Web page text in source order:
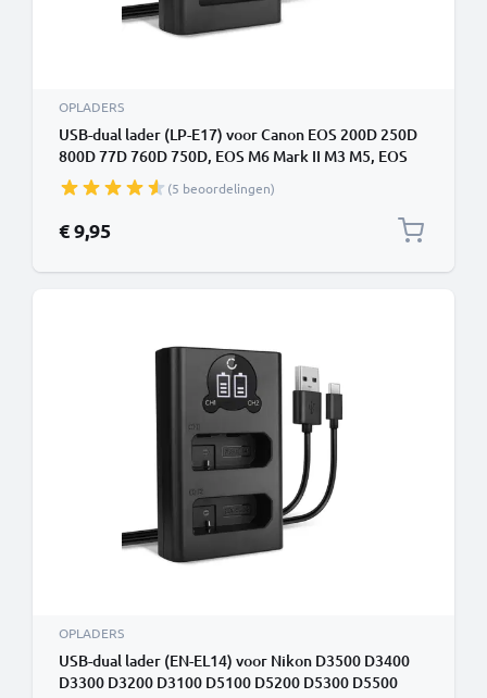
OPLADERS
USB-dual lader (LP-E17) voor Canon EOS 200D 250D
800D 77D 760D 750D, EOS M6 Mark II M3 M5, EOS
RP, Rebel SL2 T6i Kiss X8i + 1m + USB Kabel van
CELLONIC
(5 beoordelingen)
€ 9,95
OPLADERS
USB-dual lader (EN-EL14) voor Nikon D3500 D3400
D3300 D3200 D3100 D5100 D5200 D5300 D5500